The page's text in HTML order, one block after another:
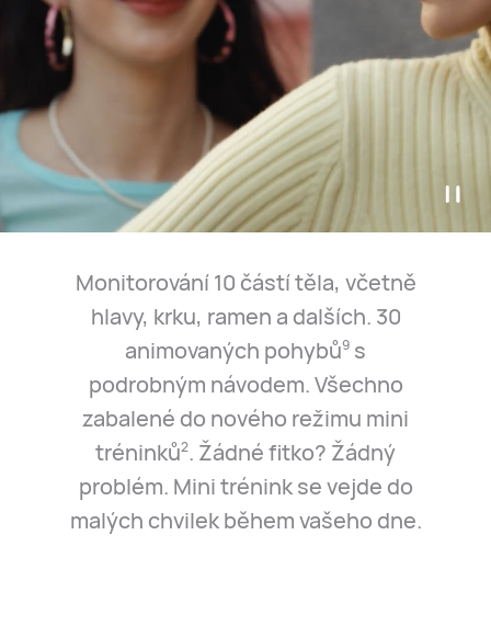
Monitorování 10 částí těla, včetně
hlavy, krku, ramen a dalších. 30
animovaných pohybů9 s
podrobným návodem. Všechno
zabalené do nového režimu mini
tréninků2. Žádné fitko? Žádný
problém. Mini trénink se vejde do
malých chvilek během vašeho dne.